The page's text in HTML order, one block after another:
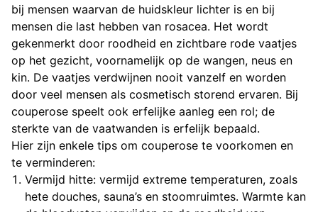
bij mensen waarvan de huidskleur lichter is en bij
mensen die last hebben van rosacea. Het wordt
gekenmerkt door roodheid en zichtbare rode vaatjes
op het gezicht, voornamelijk op de wangen, neus en
kin. De vaatjes verdwijnen nooit vanzelf en worden
door veel mensen als cosmetisch storend ervaren. Bij
couperose speelt ook erfelijke aanleg een rol; de
sterkte van de vaatwanden is erfelijk bepaald.
Hier zijn enkele tips om couperose te voorkomen en
te verminderen:
Vermijd hitte: vermijd extreme temperaturen, zoals
hete douches, sauna’s en stoomruimtes. Warmte kan